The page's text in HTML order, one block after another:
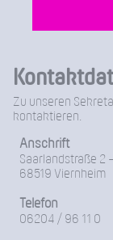
Zu unseren
kontaktieren.
Anschrift
Saarlandstraße 2
68519 Viernheim
Telefon
06204 / 96 11 0